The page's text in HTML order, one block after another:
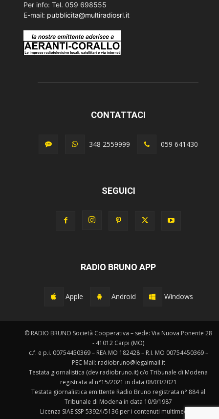
Per info: Tel. 059 698555
E-mail: pubblicita@multiradiosrl.it
CONTATTACI
348 2559999 059 641430
SEGUICI
RADIO BRUNO APP
Apple Android Windows
© RADIO BRUNO Società Cooperativa – sede: Via Nuova Ponente 28
- 41012 Carpi (MO)
c.f. e p.i. 00754450369 – REA MO 182428 – R.I. MO 00754450369 –
PEC Mail: radiobruno@legalmail.it
Testata giornalistica (dev.radiobruno.it) c/o Tribunale di Modena
registrata al n°15/2021 in data 08/03/2021
Testata giornalistica emittente Radio Bruno registrata n° 884 al
Tribunale di Modena in data 10/9/1987
Licenza SIAE SSP 5392/I/5136 per i contenuti multimediali.